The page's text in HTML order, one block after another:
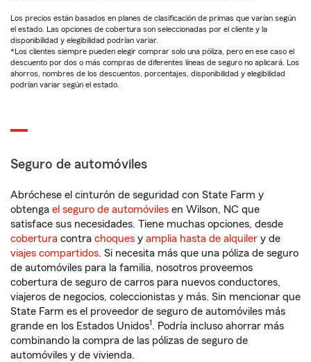
Los precios están basados en planes de clasificación de primas que varían según
el estado. Las opciones de cobertura son seleccionadas por el cliente y la
disponibilidad y elegibilidad podrían variar.
*Los clientes siempre pueden elegir comprar solo una póliza, pero en ese caso el
descuento por dos o más compras de diferentes líneas de seguro no aplicará. Los
ahorros, nombres de los descuentos, porcentajes, disponibilidad y elegibilidad
podrían variar según el estado.
Seguro de automóviles
Abróchese el cinturón de seguridad con State Farm y
obtenga el seguro de automóviles en Wilson, NC que
satisface sus necesidades. Tiene muchas opciones, desde
cobertura contra choques y amplia hasta de alquiler y de
viajes compartidos. Si necesita más que una póliza de seguro
de automóviles para la familia, nosotros proveemos
cobertura de seguro de carros para nuevos conductores,
viajeros de negocios, coleccionistas y más. Sin mencionar que
State Farm es el proveedor de seguro de automóviles más
grande en los Estados Unidos1. Podría incluso ahorrar más
combinando la compra de las pólizas de seguro de
automóviles y de vivienda.